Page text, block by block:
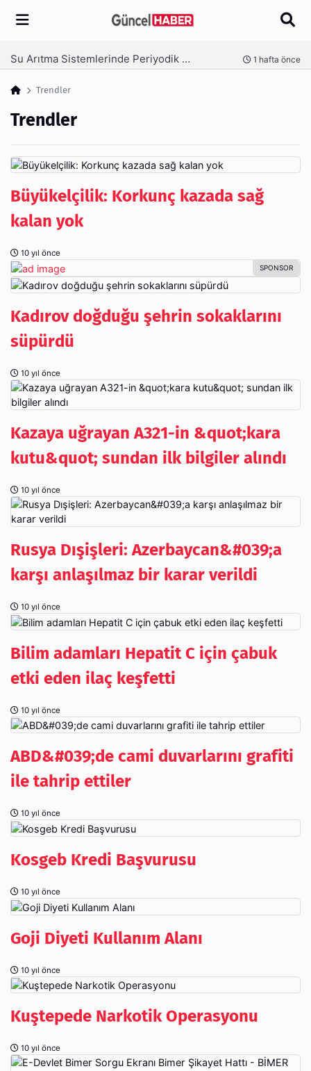
Arama
Ambalaj Süreçlerinde Yeni Nesil Verimliliği Olimpack ile Yakalayın 3 hafta önce
Trendler
Trendler
Büyükelçilik: Korkunç kazada sağ
kalan yok
10 yıl önce
Kadırov doğduğu şehrin sokaklarını
süpürdü
10 yıl önce
Kazaya uğrayan A321-in &quot;kara
kutu&quot; sundan ilk bilgiler alındı
10 yıl önce
Rusya Dışişleri: Azerbaycan&#039;a
karşı anlaşılmaz bir karar verildi
10 yıl önce
Bilim adamları Hepatit C için çabuk
etki eden ilaç keşfetti
10 yıl önce
ABD&#039;de cami duvarlarını grafiti
ile tahrip ettiler
10 yıl önce
Kosgeb Kredi Başvurusu
10 yıl önce
Goji Diyeti Kullanım Alanı
10 yıl önce
Kuştepede Narkotik Operasyonu
10 yıl önce